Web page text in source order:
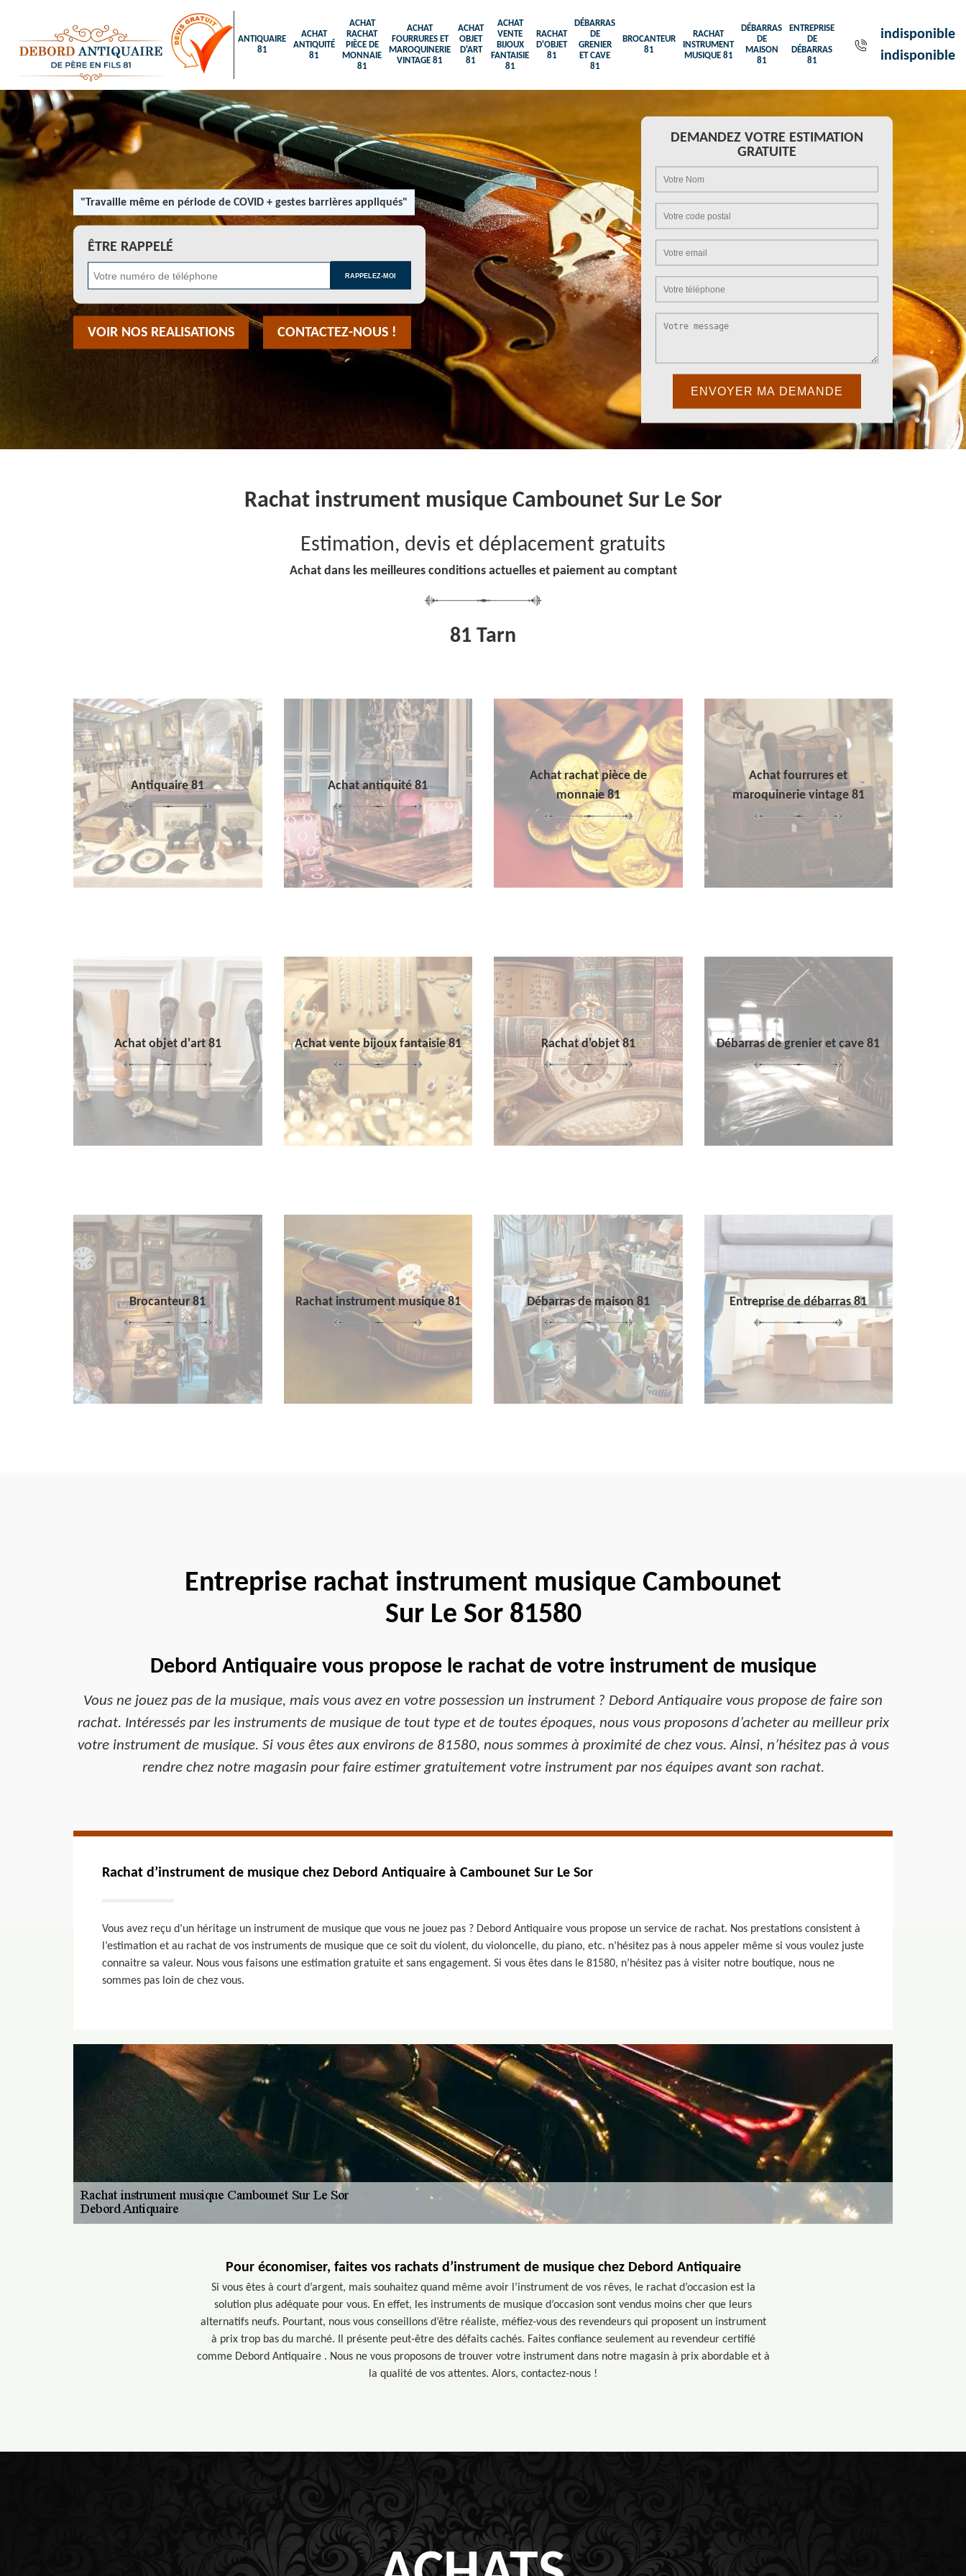
ANTIQUAIRE
81
ACHAT
ANTIQUITÉ
81
ACHAT
RACHAT
PIÈCE DE
MONNAIE
81
ACHAT
FOURRURES ET
MAROQUINERIE
VINTAGE 81
ACHAT
OBJET
D'ART
81
ACHAT
VENTE
BIJOUX
FANTAISIE
81
RACHAT
D'OBJET
81
DÉBARRAS
DE
GRENIER
ET CAVE
81
BROCANTEUR
81
RACHAT
INSTRUMENT
MUSIQUE 81
DÉBARRAS
DE
MAISON
81
ENTREPRISE
DE
DÉBARRAS
81
indisponible
indisponible
"Travaille même en période de COVID + gestes barrières appliqués"
ÊTRE RAPPELÉ
VOIR NOS REALISATIONS CONTACTEZ-NOUS !
DEMANDEZ VOTRE ESTIMATION
GRATUITE
Rachat instrument musique Cambounet Sur Le Sor
Estimation, devis et déplacement gratuits
Achat dans les meilleures conditions actuelles et paiement au comptant
81 Tarn
Antiquaire 81 Achat antiquité 81
Achat rachat pièce de
monnaie 81
Achat fourrures et
maroquinerie vintage 81
Achat objet d'art 81 Achat vente bijoux fantaisie 81 Rachat d'objet 81 Débarras de grenier et cave 81
Brocanteur 81 Rachat instrument musique 81 Débarras de maison 81 Entreprise de débarras 81
Entreprise rachat instrument musique Cambounet
Sur Le Sor 81580
Debord Antiquaire vous propose le rachat de votre instrument de musique
Vous ne jouez pas de la musique, mais vous avez en votre possession un instrument ? Debord Antiquaire vous propose de faire son
rachat. Intéressés par les instruments de musique de tout type et de toutes époques, nous vous proposons d’acheter au meilleur prix
votre instrument de musique. Si vous êtes aux environs de 81580, nous sommes à proximité de chez vous. Ainsi, n’hésitez pas à vous
rendre chez notre magasin pour faire estimer gratuitement votre instrument par nos équipes avant son rachat.
Rachat d’instrument de musique chez Debord Antiquaire à Cambounet Sur Le Sor
Vous avez reçu d’un héritage un instrument de musique que vous ne jouez pas ? Debord Antiquaire vous propose un service de rachat. Nos prestations consistent à
l’estimation et au rachat de vos instruments de musique que ce soit du violent, du violoncelle, du piano, etc. n’hésitez pas à nous appeler même si vous voulez juste
connaitre sa valeur. Nous vous faisons une estimation gratuite et sans engagement. Si vous êtes dans le 81580, n’hésitez pas à visiter notre boutique, nous ne
sommes pas loin de chez vous.
Pour économiser, faites vos rachats d’instrument de musique chez Debord Antiquaire
Si vous êtes à court d’argent, mais souhaitez quand même avoir l’instrument de vos rêves, le rachat d’occasion est la
solution plus adéquate pour vous. En effet, les instruments de musique d’occasion sont vendus moins cher que leurs
alternatifs neufs. Pourtant, nous vous conseillons d’être réaliste, méfiez-vous des revendeurs qui proposent un instrument
à prix trop bas du marché. Il présente peut-être des défaits cachés. Faites confiance seulement au revendeur certifié
comme Debord Antiquaire . Nous ne vous proposons de trouver votre instrument dans notre magasin à prix abordable et à
la qualité de vos attentes. Alors, contactez-nous !